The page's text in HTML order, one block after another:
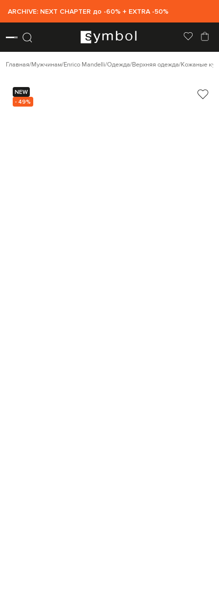
ARCHIVE: NEXT CHAPTER до -60% + EXTRA -50%
Главная Мужчинам Enrico Mandelli Одежда Верхняя одежда Кожаные
NEW
- 49%